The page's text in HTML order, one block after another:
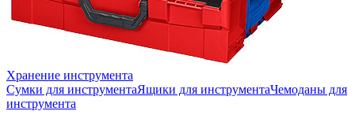
Хранение инструмента
Сумки для инструментаЯщики для инструментаЧемоданы для
инструмента